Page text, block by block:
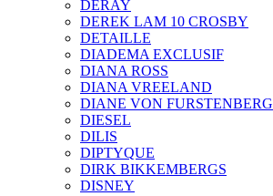
DERAY
DEREK LAM 10 CROSBY
DETAILLE
DIADEMA EXCLUSIF
DIANA ROSS
DIANA VREELAND
DIANE VON FURSTENBERG
DIESEL
DILIS
DIPTYQUE
DIRK BIKKEMBERGS
DISNEY